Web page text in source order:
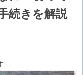
続きを解説